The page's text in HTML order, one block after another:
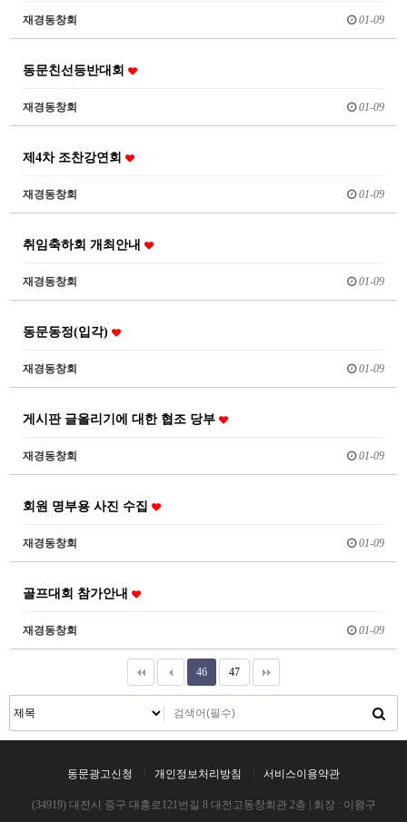
재경동창회 01-09
동문친선등반대회
재경동창회 01-09
제4차 조찬강연회
재경동창회 01-09
취임축하회 개최안내
재경동창회 01-09
동문동정(입각)
재경동창회 01-09
게시판 글올리기에 대한 협조 당부
재경동창회 01-09
회원 명부용 사진 수집
재경동창회 01-09
골프대회 참가안내
재경동창회 01-09
46 47
동문광고신청 개인정보처리방침 서비스이용약관
(34919) 대전시 중구 대흥로121번길 8 대전고동창회관 2층 | 회장 : 이왕구